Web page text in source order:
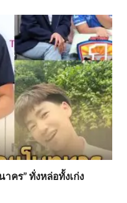
าคร” ทั่งหล่อทั้งเก่ง